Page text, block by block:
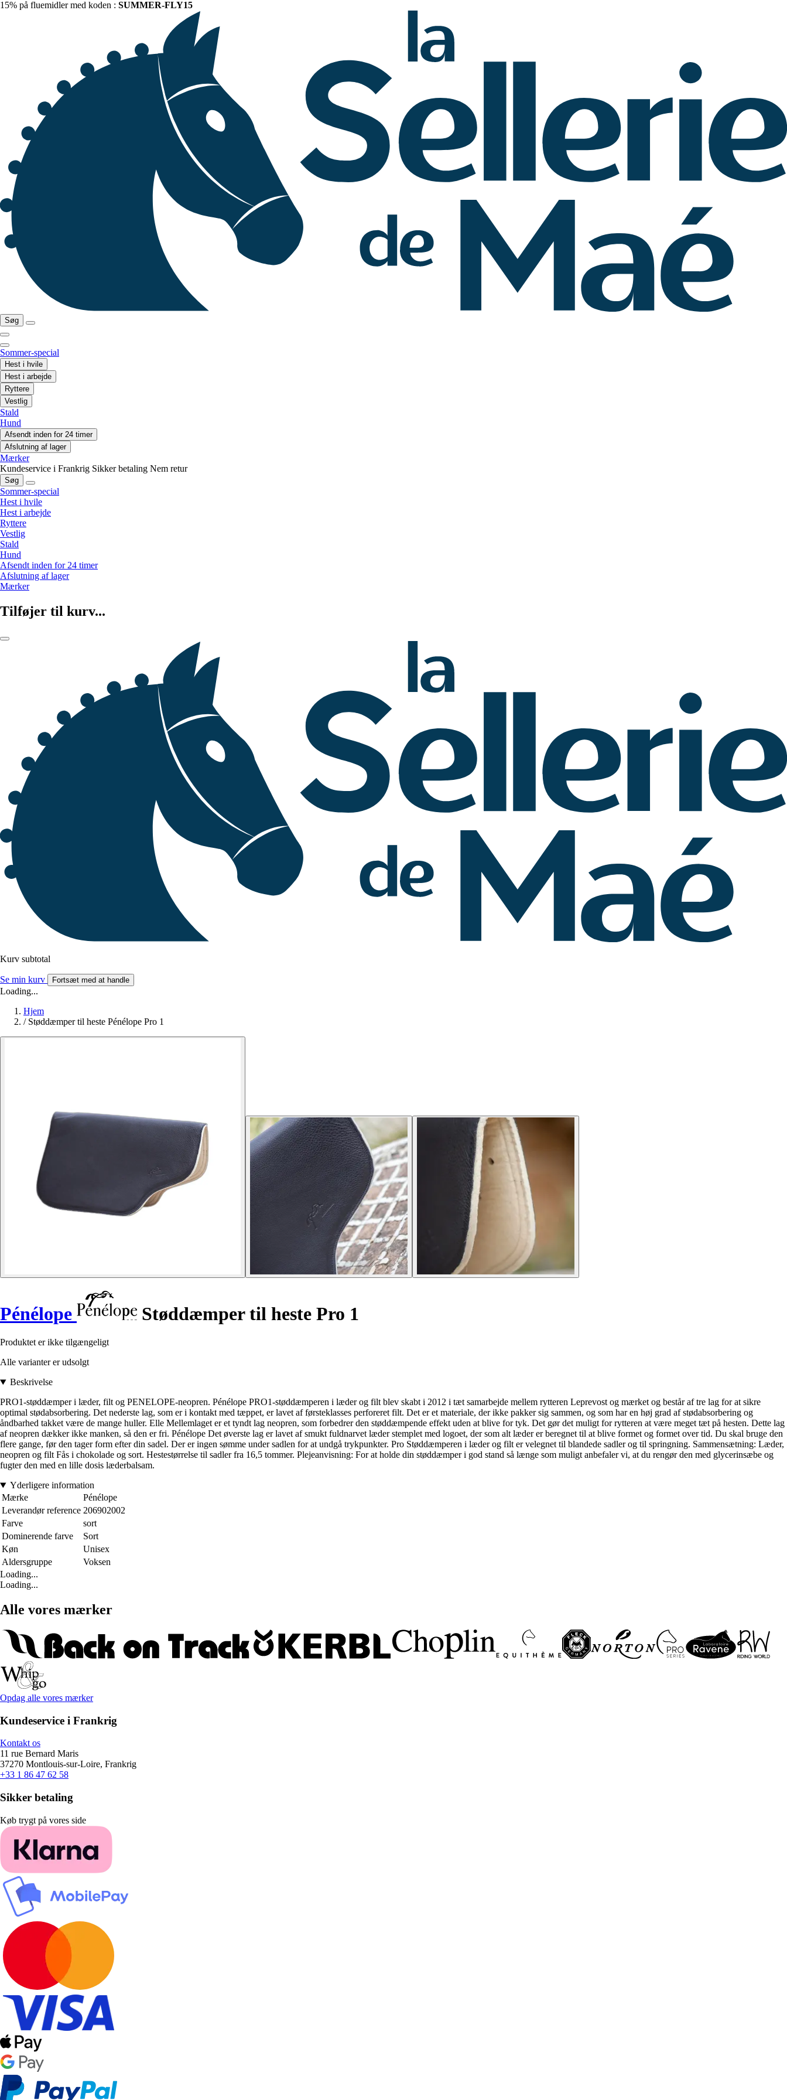
15% på fluemidler med koden : SUMMER-FLY15
Søg
Sommer-special
Hest i hvile
Hest i arbejde
Ryttere
Vestlig
Stald
Hund
Afsendt inden for 24 timer
Afslutning af lager
Mærker
Kundeservice i Frankrig Sikker betaling Nem retur
Søg
Sommer-special
Hest i hvile
Hest i arbejde
Ryttere
Vestlig
Stald
Hund
Afsendt inden for 24 timer
Afslutning af lager
Mærker
Tilføjer til kurv...
Kurv subtotal
Se min kurv Fortsæt med at handle
Loading...
Hjem
/ Støddæmper til heste Pénélope Pro 1
Pénélope Støddæmper til heste Pro 1
Produktet er ikke tilgængeligt
Alle varianter er udsolgt
Beskrivelse
PRO1-støddæmper i læder, filt og PENELOPE-neopren. Pénélope PRO1-støddæmperen i læder og filt blev skabt i 2012 i tæt samarbejde mellem rytteren Leprevost og mærket og består af tre lag for at sikre
optimal stødabsorbering. Det nederste lag, som er i kontakt med tæppet, er lavet af førsteklasses perforeret filt. Det er et materiale, der ikke pakker sig sammen, og som har en høj grad af stødabsorbering og
åndbarhed takket være de mange huller. Elle Mellemlaget er et tyndt lag neopren, som forbedrer den støddæmpende effekt uden at blive for tyk. Det gør det muligt for rytteren at være meget tæt på hesten. Dette lag
af neopren dækker ikke manken, så den er fri. Pénélope Det øverste lag er lavet af smukt fuldnarvet læder stemplet med logoet, der som alt læder er beregnet til at blive formet og formet over tid. Du skal bruge den
flere gange, før den tager form efter din sadel. Der er ingen sømme under sadlen for at undgå trykpunkter. Pro Støddæmperen i læder og filt er velegnet til blandede sadler og til springning. Sammensætning: Læder,
neopren og filt Fås i chokolade og sort. Hestestørrelse til sadler fra 16,5 tommer. Plejeanvisning: For at holde din støddæmper i god stand så længe som muligt anbefaler vi, at du rengør den med glycerinsæbe og
fugter den med en lille dosis læderbalsam.
Yderligere information
Mærke
Pénélope
Leverandør reference 206902002
Farve
sort
Dominerende farve
Sort
Køn
Unisex
Aldersgruppe
Voksen
Loading...
Loading...
Alle vores mærker
Opdag alle vores mærker
Kundeservice i Frankrig
Kontakt os
11 rue Bernard Maris
37270 Montlouis-sur-Loire, Frankrig
+33 1 86 47 62 58
Sikker betaling
Køb trygt på vores side